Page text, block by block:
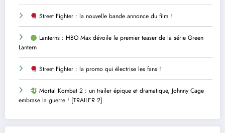
Street Fighter : la nouvelle bande annonce du film !
Lanterns : HBO Max dévoile le premier teaser de la série Green
Lantern
Street Fighter : la promo qui électrise les fans !
Mortal Kombat 2 : un trailer épique et dramatique, Johnny Cage
embrase la guerre ! [TRAILER 2]